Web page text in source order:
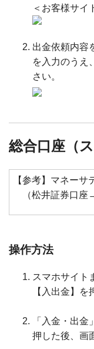
＜お客様サイ
出金依頼内容
を入力のうえ、
さい。
総合口座（
【参考】マネー
（松井証券口
操作方法
スマホサイト
【入出金】を
「入金・出
押した後、画